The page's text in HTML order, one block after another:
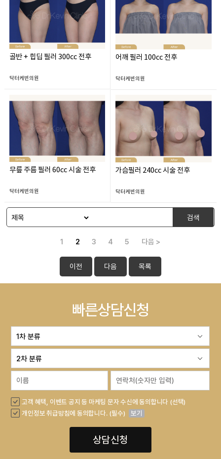
골반 + 힙딥 필러 300cc 전후
닥터케빈의원
어깨 필러 100cc 전후
닥터케빈의원
무릎 주름 필러 60cc 시술 전후
닥터케빈의원
가슴필러 240cc 시술 전후
닥터케빈의원
검색
1 2 3 4 5 다음 >
이전 다음 목록
빠른상담신청
고객 혜택, 이벤트 공지 등 마케팅 문자 수신에 동의합니다 (선택)
개인정보 취급방침에 동의합니다. (필수)
보기
상담신청